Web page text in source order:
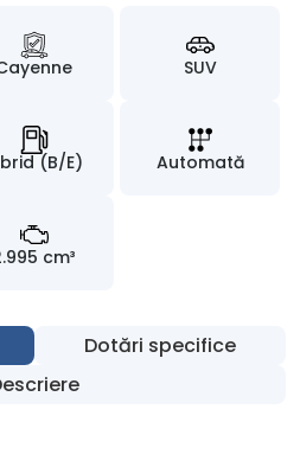
SUV
(B/E) Automată
cm³
Dotări specifice